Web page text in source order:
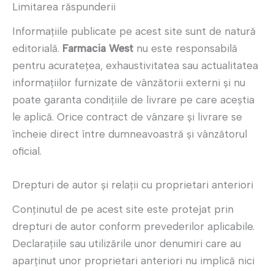
Limitarea răspunderii
Informațiile publicate pe acest site sunt de natură
editorială. Farmacia West nu este responsabilă
pentru acuratețea, exhaustivitatea sau actualitatea
informațiilor furnizate de vânzătorii externi şi nu
poate garanta condițiile de livrare pe care aceştia
le aplică. Orice contract de vânzare și livrare se
încheie direct între dumneavoastră și vânzătorul
oficial.
Drepturi de autor și relații cu proprietari anteriori
Conținutul de pe acest site este protejat prin
drepturi de autor conform prevederilor aplicabile.
Declarațiile sau utilizările unor denumiri care au
aparținut unor proprietari anteriori nu implică nici